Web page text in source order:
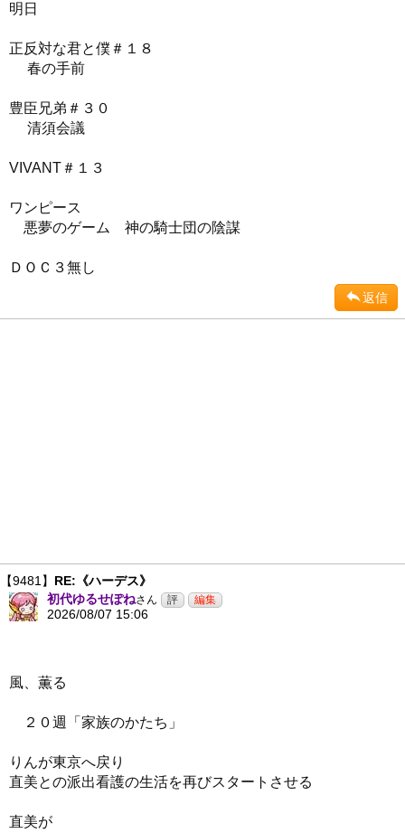
明日
正反対な君と僕＃１８
春の手前
豊臣兄弟＃３０
清須会議
VIVANT＃１３
ワンピース
悪夢のゲーム 神の騎士団の陰謀
ＤＯＣ３無し
返信
【9481】 RE:《ハーデス》
初代ゆるせぽねさん
2026/08/07 15:06
風、薫る
２０週「家族のかたち」
りんが東京へ戻り
直美との派出看護の生活を再びスタートさせる
直美が